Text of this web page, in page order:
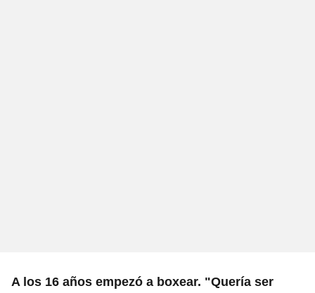
A los 16 años empezó a boxear. "Quería ser